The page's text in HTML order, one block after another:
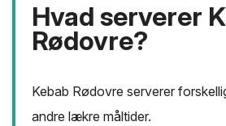
Hvad serverer
Rødovre?
Kebab Rødovre serverer
andre lækre måltider.